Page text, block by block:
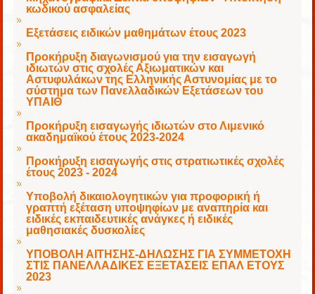
κωδικού ασφαλείας
Εξετάσεις ειδικών μαθημάτων έτους 2023
Προκήρυξη διαγωνισμού για την εισαγωγή
ιδιωτών στις σχολές Αξιωματικών και
Αστυφυλάκων της Ελληνικής Αστυνομίας με το
σύστημα των Πανελλαδικών Εξετάσεων του
ΥΠΑΙΘ
Προκήρυξη εισαγωγής ιδιωτών στο Λιμενικό
ακαδημαϊκού έτους 2023-2024
Προκήρυξη εισαγωγής στις στρατιωτικές σχολές
έτους 2023 - 2024
Υποβολή δικαιολογητικών για προφορική ή
γραπτή εξέταση υποψηφίων με αναπηρία και
ειδικές εκπαιδευτικές ανάγκες ή ειδικές
μαθησιακές δυσκολίες
ΥΠΟΒΟΛΗ ΑΙΤΗΣΗΣ-ΔΗΛΩΣΗΣ ΓΙΑ ΣΥΜΜΕΤΟΧΗ
ΣΤΙΣ ΠΑΝΕΛΛΑΔΙΚΕΣ ΕΞΕΤΑΣΕΙΣ ΕΠΑΛ ΕΤΟΥΣ
2023